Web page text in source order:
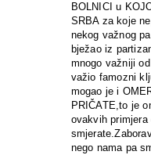
BOLNICI u
SRBA za koje
nekog važnog
bježao iz
mnogo važniji
važio famozni
mogao je i
PRIČATE,to je
ovakvih
nego nama pa